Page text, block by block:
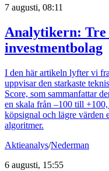
7 augusti, 08:11
Analytikern: Tre
investmentbolag
I den här artikeln lyfter vi
uppvisar den starkaste
Score, som sammanfattar
en skala från –100 till
köpsignal och lägre värden
algoritmer.
Aktieanalys/Nederman
6 augusti, 15:55